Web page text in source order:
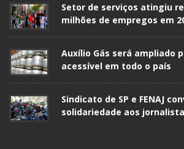
Setor de serviços atingiu
milhões de empregos em
Auxílio Gás será ampliado
acessível em todo o país
Sindicato de SP e FENAJ
solidariedade aos